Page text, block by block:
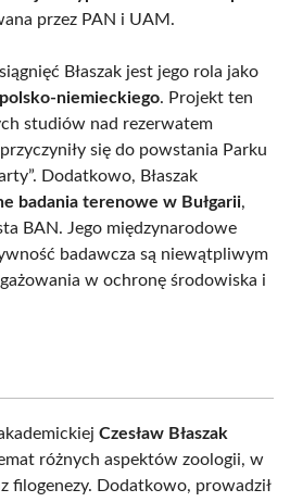
przez PAN i UAM.
Błaszak jest jego rola jako
niemieckiego. Projekt ten
studiów nad rezerwatem
się do powstania Parku
Dodatkowo, Błaszak
badania terenowe w Bułgarii,
BAN. Jego międzynarodowe
badawcza są niewątpliwym
w ochronę środowiska i
Czesław Błaszak
różnych aspektów zoologii, w
filogenezy. Dodatkowo, prowadził